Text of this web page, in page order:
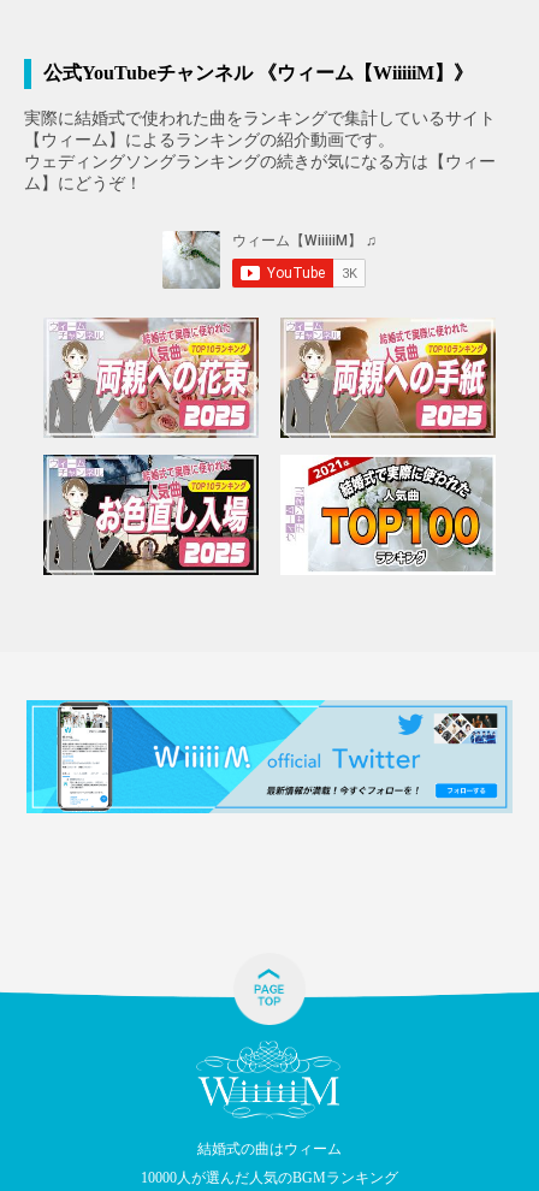
公式YouTubeチャンネル 《ウィーム【WiiiiiM】》
実際に結婚式で使われた曲をランキングで集計しているサイト
【ウィーム】によるランキングの紹介動画です。
ウェディングソングランキングの続きが気になる方は【ウィー
ム】にどうぞ！
結婚式の曲はウィーム
10000人が選んだ人気のBGMランキング